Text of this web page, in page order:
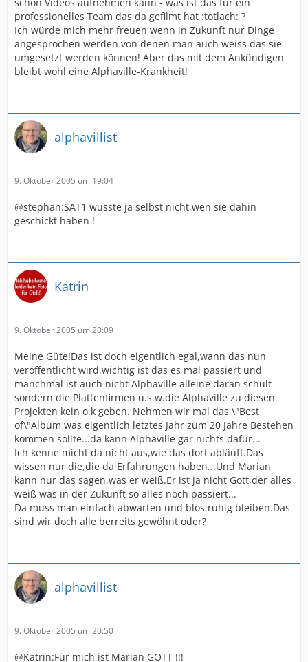
professionelles Team das da gefilmt hat :totlach: ?
Ich würde mich mehr freuen wenn in Zukunft nur Dinge
angesprochen werden von denen man auch weiss das sie
umgesetzt werden können! Aber das mit dem Ankündigen
bleibt wohl eine Alphaville-Krankheit!
alphavillist
9. Oktober 2005 um 19:04
@stephan:SAT1 wusste ja selbst nicht,wen sie dahin
geschickt haben !
Katrin
9. Oktober 2005 um 20:09
Meine Güte!Das ist doch eigentlich egal,wann das nun
veröffentlicht wird,wichtig ist das es mal passiert und
manchmal ist auch nicht Alphaville alleine daran schult
sondern die Plattenfirmen u.s.w.die Alphaville zu diesen
Projekten kein o.k geben. Nehmen wir mal das \"Best
of\"Album was eigentlich letztes Jahr zum 20 Jahre Bestehen
kommen sollte...da kann Alphaville gar nichts dafür...
Ich kenne micht da nicht aus,wie das dort abläuft.Das
wissen nur die,die da Erfahrungen haben...Und Marian
kann nur das sagen,was er weiß.Er ist ja nicht Gott,der alles
weiß was in der Zukunft so alles noch passiert...
Da muss man einfach abwarten und blos ruhig bleiben.Das
sind wir doch alle berreits gewöhnt,oder?
alphavillist
9. Oktober 2005 um 20:50
@Katrin:Für mich ist Marian GOTT !!!